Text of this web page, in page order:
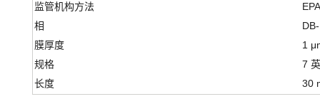
监管机构方法
相
膜厚度
1
规格
7
长度
30